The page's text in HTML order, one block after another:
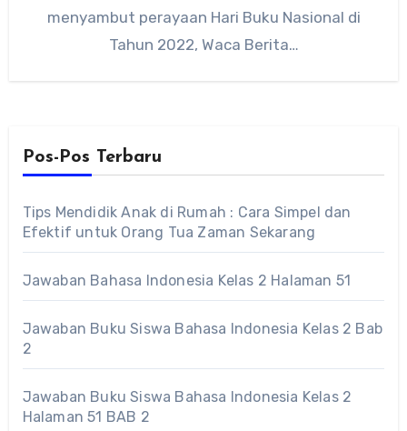
menyambut perayaan Hari Buku Nasional di
Tahun 2022, Waca Berita…
Pos-Pos Terbaru
Tips Mendidik Anak di Rumah : Cara Simpel dan
Efektif untuk Orang Tua Zaman Sekarang
Jawaban Bahasa Indonesia Kelas 2 Halaman 51
Jawaban Buku Siswa Bahasa Indonesia Kelas 2 Bab
2
Jawaban Buku Siswa Bahasa Indonesia Kelas 2
Halaman 51 BAB 2